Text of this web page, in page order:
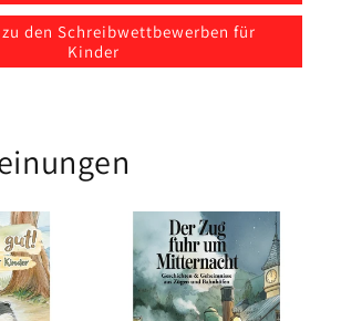
den Schreibwettbewerben für
Kinder